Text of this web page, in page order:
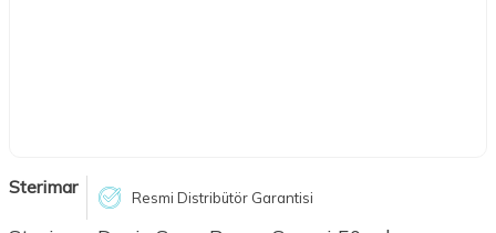
Sterimar Resmi Distribütör Garantisi